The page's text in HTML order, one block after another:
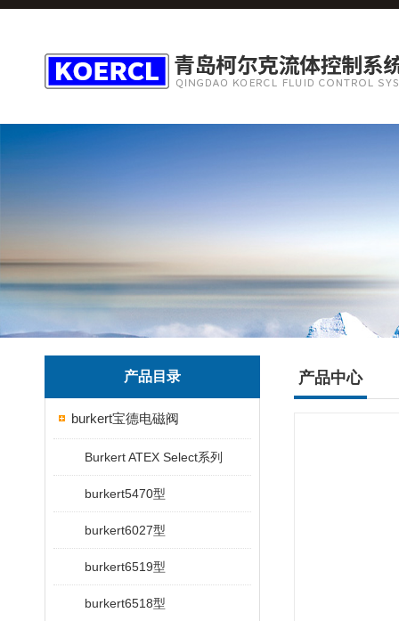
产品目录
burkert宝德电磁阀
Burkert ATEX Select系列
burkert5470型
burkert6027型
burkert6519型
burkert6518型
产品中心